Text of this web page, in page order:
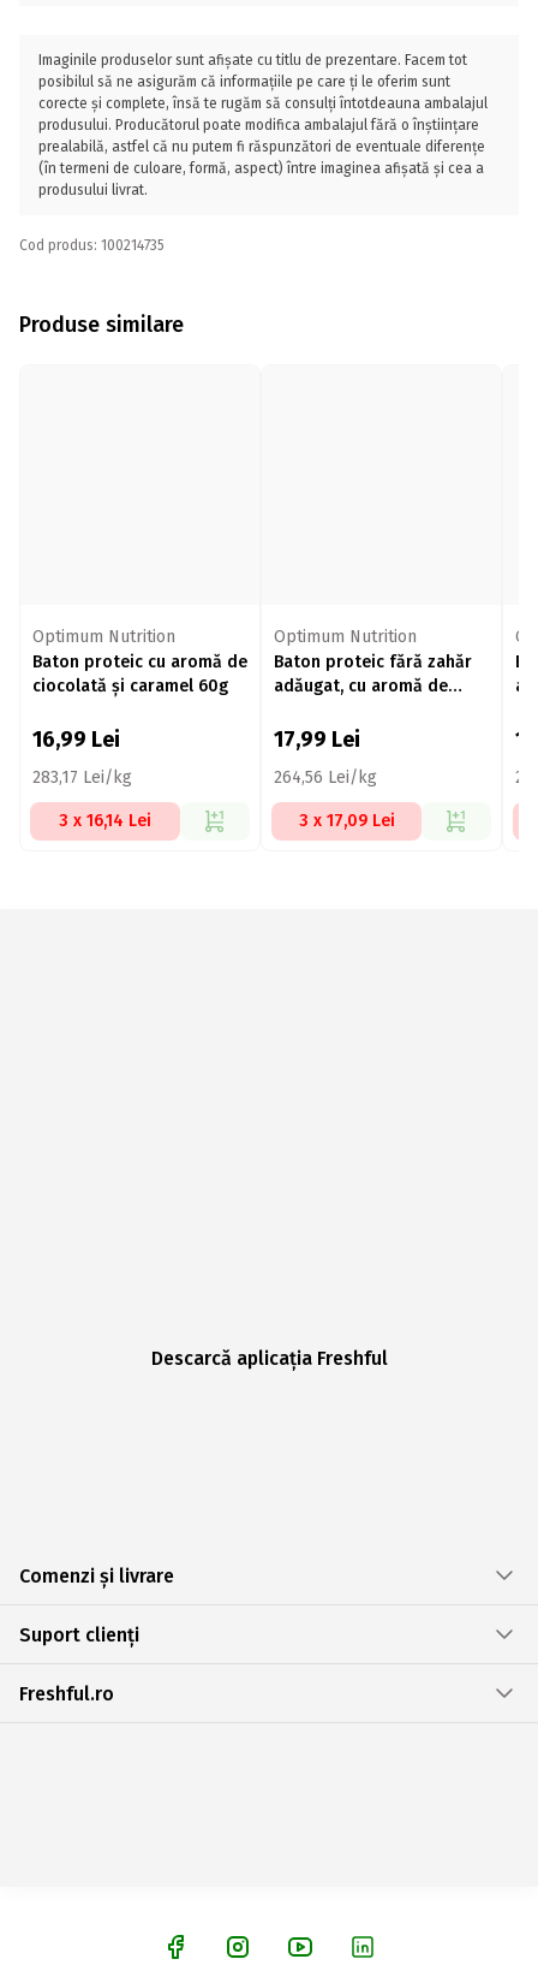
Imaginile produselor sunt afișate cu titlu de prezentare. Facem tot
posibilul să ne asigurăm că informațiile pe care ți le oferim sunt
corecte și complete, însă te rugăm să consulți întotdeauna ambalajul
produsului. Producătorul poate modifica ambalajul fără o înștiințare
prealabilă, astfel că nu putem fi răspunzători de eventuale diferențe
(în termeni de culoare, formă, aspect) între imaginea afișată și cea a
produsului livrat.
Cod produs: 100214735
Produse similare
Optimum Nutrition
Baton proteic cu aromă de
ciocolată și caramel 60g
16,99 Lei
283,17 Lei/kg
3 x 16,14 Lei
Optimum Nutrition
Baton proteic fără zahăr
adăugat, cu aromă de
17,99 Lei
264,56 Lei/kg
3 x 17,09 Lei
Descarcă aplicația Freshful
Comenzi și livrare
Suport clienți
Freshful.ro